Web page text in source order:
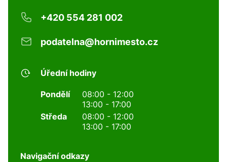
+420 554 281 002
podatelna@hornimesto.cz
Úřední hodiny
Pondělí
08:00 - 12:00
13:00 - 17:00
Středa
08:00 - 12:00
13:00 - 17:00
Navigační odkazy